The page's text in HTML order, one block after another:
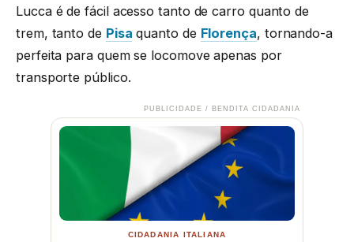
Lucca é de fácil acesso tanto de carro quanto de
trem, tanto de Pisa quanto de Florença, tornando-a
perfeita para quem se locomove apenas por
transporte público.
PUBLICIDADE / BENDITA CIDADANIA
CIDADANIA ITALIANA